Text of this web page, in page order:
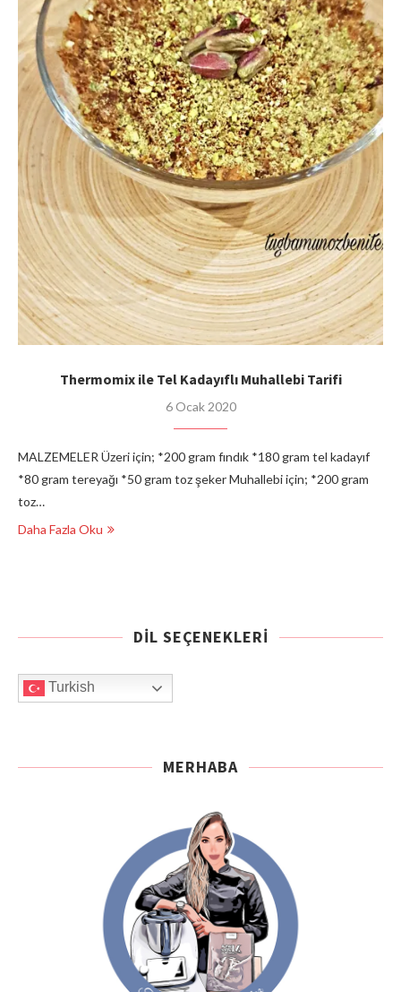
Thermomix ile Tel Kadayıflı Muhallebi Tarifi
6 Ocak 2020
MALZEMELER Üzeri için; *200 gram fındık *180 gram tel kadayıf
*80 gram tereyağı *50 gram toz şeker Muhallebi için; *200 gram
toz…
Daha Fazla Oku
DIL SEÇENEKLERI
Turkish
MERHABA